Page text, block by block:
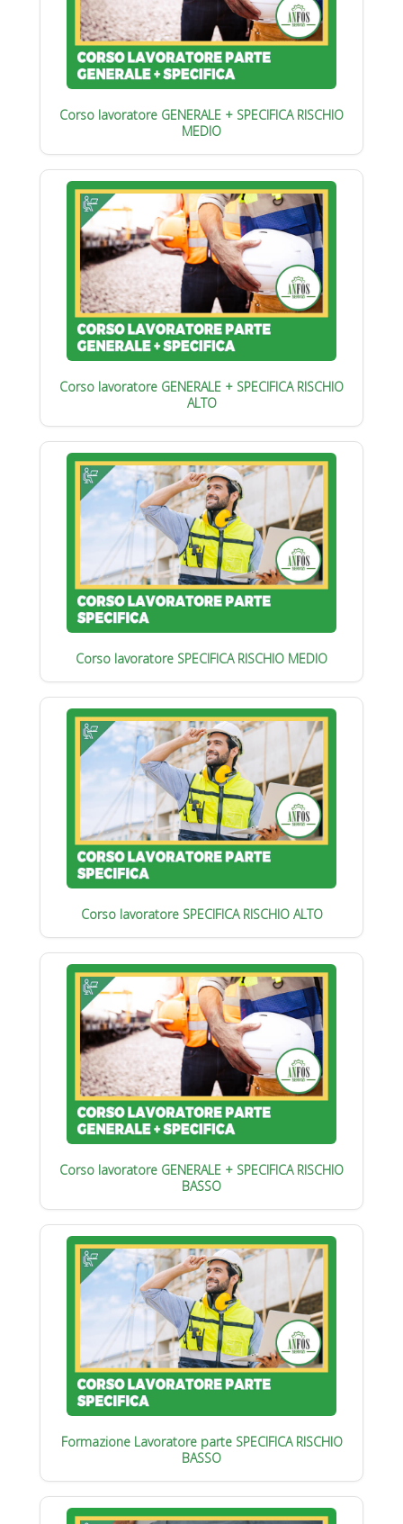
Corso lavoratore GENERALE + SPECIFICA RISCHIO
MEDIO
Corso lavoratore GENERALE + SPECIFICA RISCHIO
ALTO
Corso lavoratore SPECIFICA RISCHIO MEDIO
Corso lavoratore SPECIFICA RISCHIO ALTO
Corso lavoratore GENERALE + SPECIFICA RISCHIO
BASSO
Formazione Lavoratore parte SPECIFICA RISCHIO
BASSO